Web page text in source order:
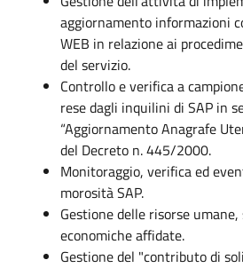
aggiornamento informazioni
WEB in relazione ai
del servizio.
Controllo e verifica a
rese dagli inquilini di SAP in
“Aggiornamento Anagrafe
del Decreto n. 445/2000.
Monitoraggio, verifica ed
morosità SAP.
Gestione delle risorse
economiche affidate.
Gestione del "contributo di